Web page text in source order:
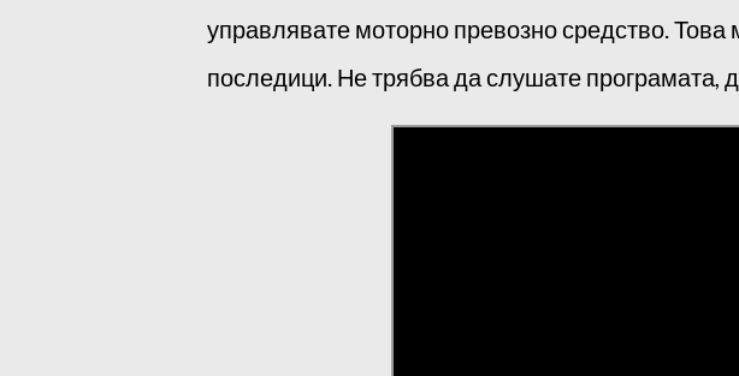
управлявате моторно превозно средство.
последици. Не трябва да слушате програмата,